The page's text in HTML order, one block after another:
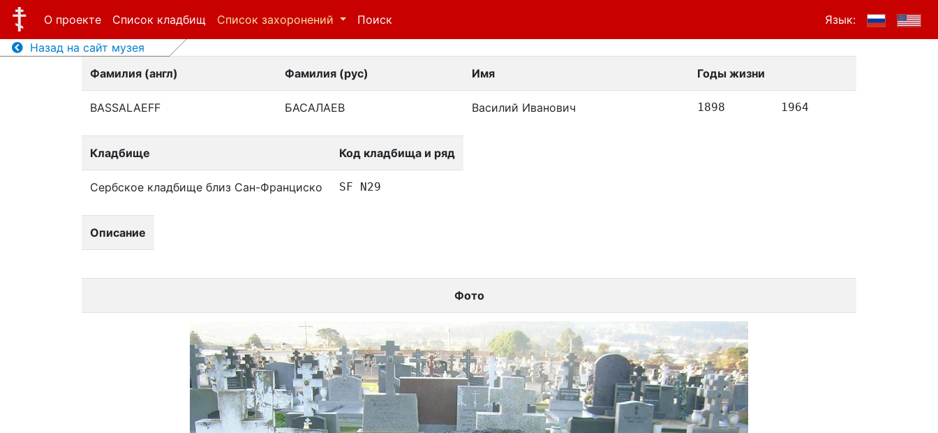
О проекте Список кладбищ Список захоронений Поиск
Язык:
Назад на сайт музея
Фамилия (англ)
Фамилия (рус) Имя Годы жизни
BASSALAEFF БАСАЛАЕВ Василий Иванович 1898 1964
Кладбище Код кладбища и ряд
Сербское кладбище близ Сан-Франциско SF N29
Описание
Фото